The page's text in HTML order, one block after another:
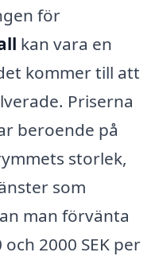
för
kan vara en
kommer till att
Priserna
beroende på
storlek,
som
man förvänta
2000 SEK per